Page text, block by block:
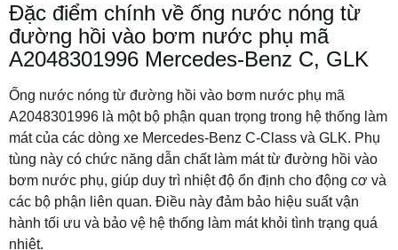
Đặc điểm chính về ống nước nóng từ
đường hồi vào bơm nước phụ mã
A2048301996 Mercedes-Benz C, GLK
Ống nước nóng từ đường hồi vào bơm nước phụ mã
A2048301996 là một bộ phận quan trọng trong hệ thống làm
mát của các dòng xe Mercedes-Benz C-Class và GLK. Phụ
tùng này có chức năng dẫn chất làm mát từ đường hồi vào
bơm nước phụ, giúp duy trì nhiệt độ ổn định cho động cơ và
các bộ phận liên quan. Điều này đảm bảo hiệu suất vận
hành tối ưu và bảo vệ hệ thống làm mát khỏi tình trạng quá
nhiệt.